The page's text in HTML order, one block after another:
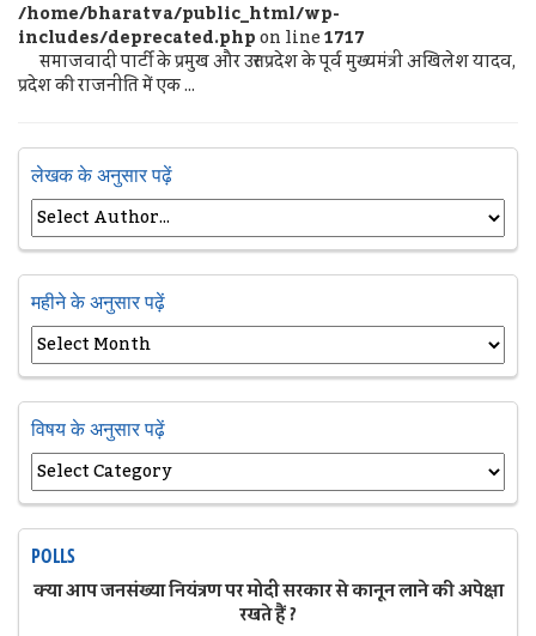
/home/bharatva/public_html/wp-
includes/deprecated.phpon line1717
समाजवादी पार्टी के प्रमुख और उत्तर प्रदेश के पूर्व मुख्यमंत्री अखिलेश यादव,
प्रदेश की राजनीति में एक ...
लेखक के अनुसार पढ़ें
महीने के अनुसार पढ़ें
विषय के अनुसार पढ़ें
POLLS
क्या आप जनसंख्या नियंत्रण पर मोदी सरकार से कानून लाने की अपेक्षा
रखते हैं ?